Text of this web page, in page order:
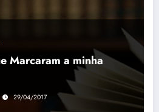
Marcaram a minha
29/04/2017